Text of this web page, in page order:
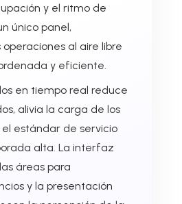
y el ritmo de
único panel,
al aire libre
y eficiente.
en tiempo real reduce
alivia la carga de los
estándar de servicio
alta. La interfaz
áreas para
y la presentación